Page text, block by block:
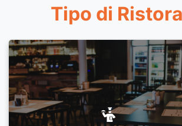
Tipo di